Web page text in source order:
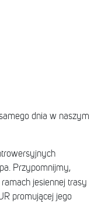
dnia w naszym
Przypomnijmy,
jesiennej trasy
promującej jego